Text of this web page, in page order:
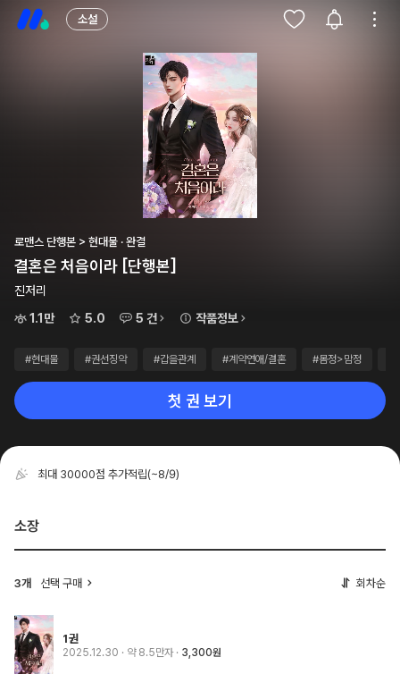
소설
로맨스 단행본 > 현대물 · 완결
결혼은 처음이라 [단행본]
진저리
1.1만
5.0 5 건 작품정보
#현대물 #권선징악 #갑을관계 #계약연애/결혼 #몸정>맘정
첫 권 보기
최대 30000점 추가적립(~8/9)
소장
3개 선택 구매 회차순
1권
2025.12.30 · 약 8.5만자 3,300원